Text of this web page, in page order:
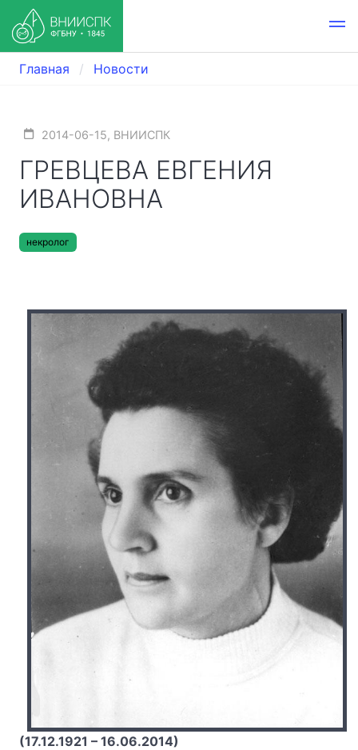
Главная Новости
2014-06-15, ВНИИСПК
ГРЕВЦЕВА ЕВГЕНИЯ
ИВАНОВНА
некролог
(17.12.1921 – 16.06.2014)